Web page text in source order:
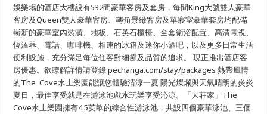
身
體
驗
星
級
玩
樂・
喜
迎
歡
采
為
娛樂場的酒店大樓設有532間豪華客房及套房，每間King大號雙人豪華
客房及Queen雙人豪華客房、轉角景緻客房及單寢室豪華套房均配備
嶄新的豪華室內裝潢、地板、石英石櫃檯、全套衛浴配置、高清電視、
恆溫器、電話、咖啡機、相連的冰箱及迷你小酒吧，以及更多日常生活
便利設施，充分滿足每位住客對細節及品質的追求。 現正推出酒店客
房優惠。欲瞭解詳情請登錄 pechanga.com/stay/packages 熱帶風情
的The Cove水上樂園能讓您體驗清涼一夏 陽光燦爛與天氣晴朗的炎炎
夏日，最佳享受就是在游泳池戲水玩樂享受沁涼。「大莊家」The
Cove水上樂園擁有4.5英畝的綜合性游泳池，共設四個豪華泳池、三個